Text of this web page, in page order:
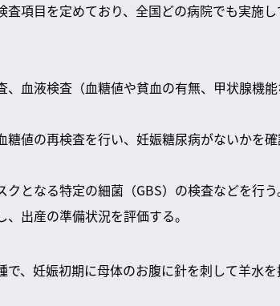
項目を定めており、全国どの病院でも実施し
、血液検査（血糖値や貧血の有無、甲状腺機
糖値の再検査を行い、妊娠糖尿病がないかを
となる特定の細菌（GBS）の検査などを行
出産の準備状況を評価する。
で、妊娠初期に母体のお腹に針を刺して羊水